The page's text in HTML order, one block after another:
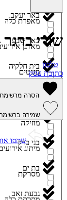
מאפרת כלה
מארגן
מגנטים
מגשי אירוח
מוזיקה
מיתוג אירועים
מסרקת
באר יעקב
באר שבע
בית חלקיה
ביתר עילית
בני ברק
בת ים
גבעת זאב
שורי
טלפון
כתובת עסק
הסרה מרשימת
שמירה
שתפו